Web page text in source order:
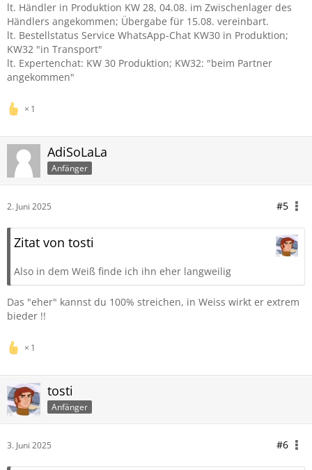
lt. Händler in Produktion KW 28, 04.08. im Zwischenlager des
Händlers angekommen; Übergabe für 15.08. vereinbart.
lt. Bestellstatus Service WhatsApp-Chat KW30 in Produktion;
KW32 "in Transport"
lt. Expertenchat: KW 30 Produktion; KW32: "beim Partner
angekommen"
1
AdiSoLaLa
Anfänger
2. Juni 2025 #5
Zitat von tosti
Also in dem Weiß finde ich ihn eher langweilig
Das "eher" kannst du 100% streichen, in Weiss wirkt er extrem
bieder !!
1
tosti
Anfänger
3. Juni 2025 #6